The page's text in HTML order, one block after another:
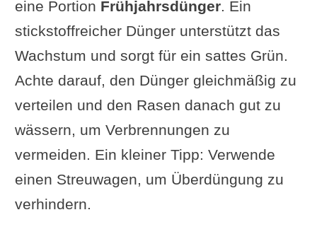
eine Portion Frühjahrsdünger. Ein
stickstoffreicher Dünger unterstützt das
Wachstum und sorgt für ein sattes Grün.
Achte darauf, den Dünger gleichmäßig zu
verteilen und den Rasen danach gut zu
wässern, um Verbrennungen zu
vermeiden. Ein kleiner Tipp: Verwende
einen Streuwagen, um Überdüngung zu
verhindern.